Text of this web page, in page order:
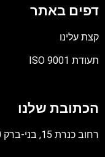
דפים באתר
קצת עלינו
תעודת ISO 9001
PDF
הכתובת שלנו
רחוב כנרת 15, בני-ברק 5120260 ישראל